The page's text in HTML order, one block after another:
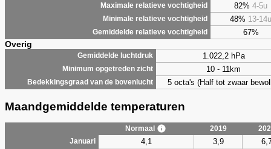
Maximale relatieve vochtigheid 82% 4-5u
Minimale relatieve vochtigheid 48% 13-14u
Gemiddelde relatieve vochtigheid 67%
Overig
Gemiddelde luchtdruk 1.022,2 hPa
Minimum opgetreden zicht 10 - 11km
Bedekkingsgraad van de bovenlucht 5 octa's (Half tot zwaar
Maandgemiddelde temperaturen
Normaal 2019
Januari
4,1 3,9